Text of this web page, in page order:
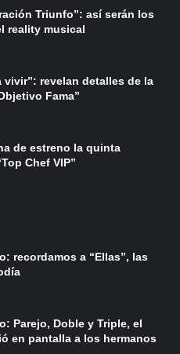
Triunfo”: así serán los
reality musical
vivir”: revelan detalles de la
Fama”
de estreno la quinta
Chef VIP”
recordamos a “Ellas”, las
Parejo, Doble y Triple, el
en pantalla a los hermanos